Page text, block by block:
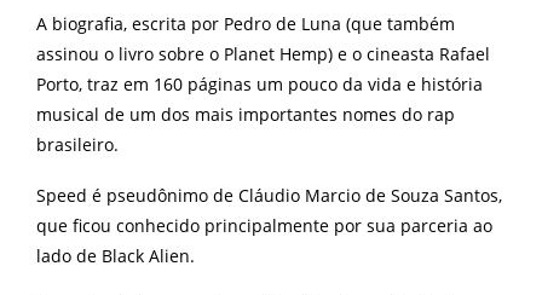
A biografia, escrita por Pedro de Luna (que também
assinou o livro sobre o Planet Hemp) e o cineasta Rafael
Porto, traz em 160 páginas um pouco da vida e história
musical de um dos mais importantes nomes do rap
brasileiro.
Speed é pseudônimo de Cláudio Marcio de Souza Santos,
que ficou conhecido principalmente por sua parceria ao
lado de Black Alien.